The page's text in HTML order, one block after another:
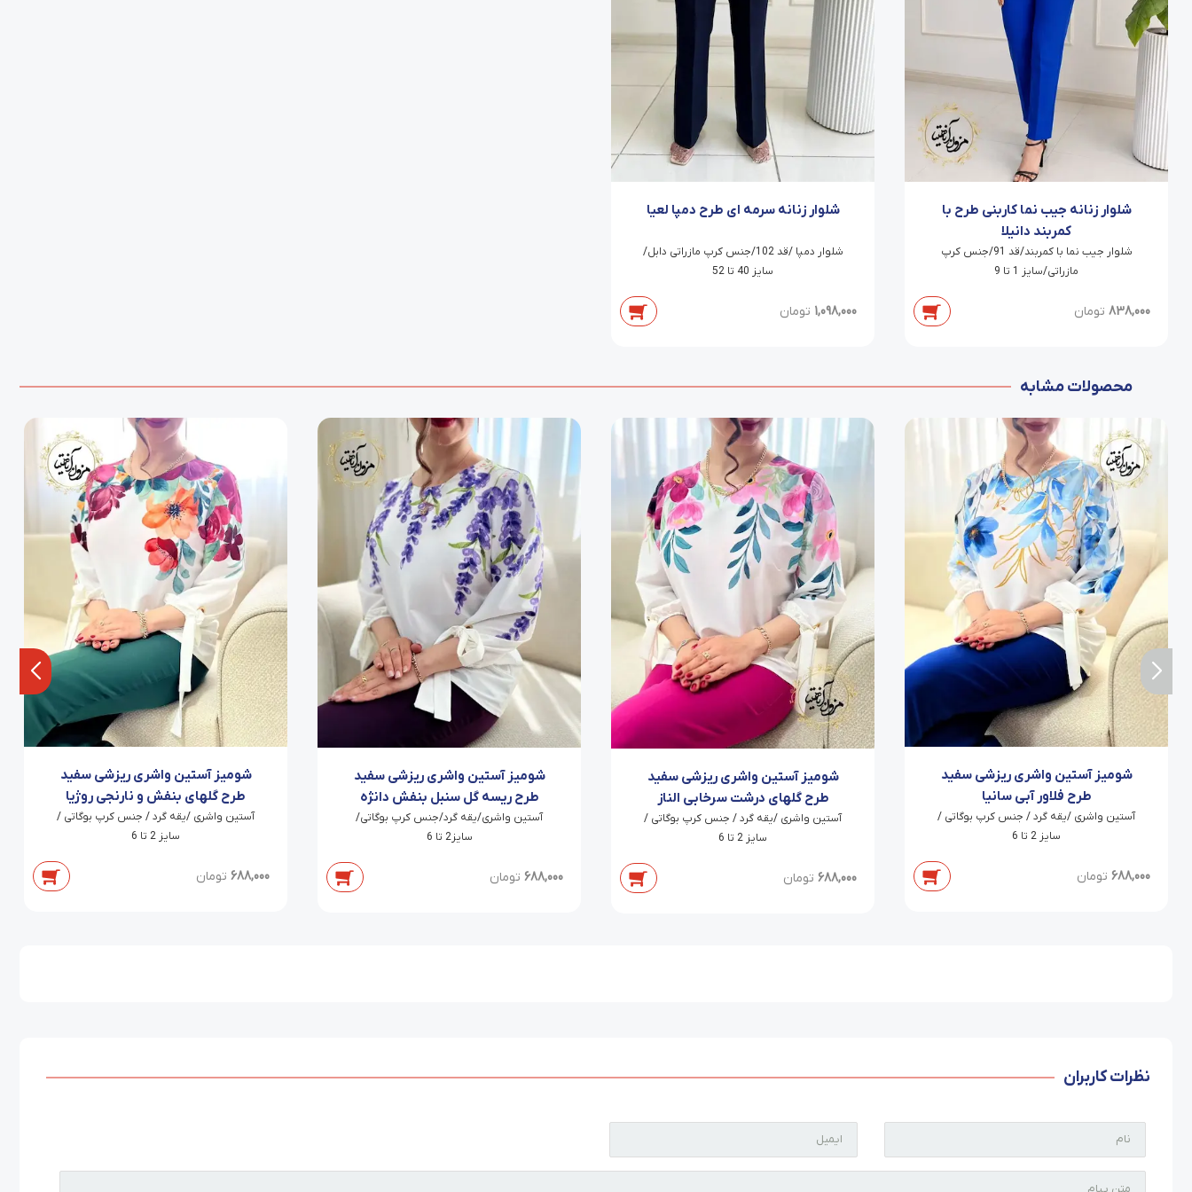
شلوار زنانه جیب نما کاربنی طرح با
کمربند دانیلا
شلوار جیب نما با کمربند/قد 91/جنس کرپ
مازراتی/سایز 1 تا 9
838,000 تومان
شلوار زنانه سرمه ای طرح دمپا لعیا
شلوار دمپا /قد 102/جنس کرپ مازراتی دابل/
سایز 40 تا 52
1,098,000 تومان
محصولات مشابه
شومیز آستین واشری ریزشی سفید
طرح فلاور آبی سانیا
آستین واشری /یقه گرد / جنس کرپ بوگاتی /
سایز 2 تا 6
688,000 تومان
شومیز آستین واشری ریزشی سفید
طرح گلهای درشت سرخابی الناز
آستین واشری /یقه گرد / جنس کرپ بوگاتی /
سایز 2 تا 6
688,000 تومان
شومیز آستین واشری ریزشی سفید
طرح ریسه گل سنبل بنفش دانژه
آستین واشری/یقه گرد/جنس کرپ بوگاتی/
سایز2 تا 6
688,000 تومان
شومیز آستین واشری ریزشی سفید
طرح گلهای بنفش و نارنجی روژیا
آستین واشری /یقه گرد / جنس کرپ بوگاتی /
سایز 2 تا 6
688,000 تومان
نظرات کاربران